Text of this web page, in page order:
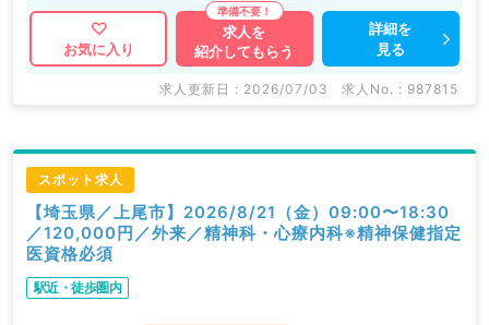
お気に入り
求人を
紹介してもらう
詳細を
見る
求人更新日 : 2026/07/03 求人No. : 987815
スポット求人
【埼玉県／上尾市】2026/8/21（金）09:00〜18:30
／120,000円／外来／精神科・心療内科※精神保健指定
医資格必須
駅近・徒歩圏内